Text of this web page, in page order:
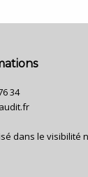
34
dans le visibilité